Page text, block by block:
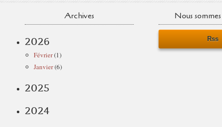
Archives
2026
Février(1)
Janvier(6)
2025
2024
Nous
Rss